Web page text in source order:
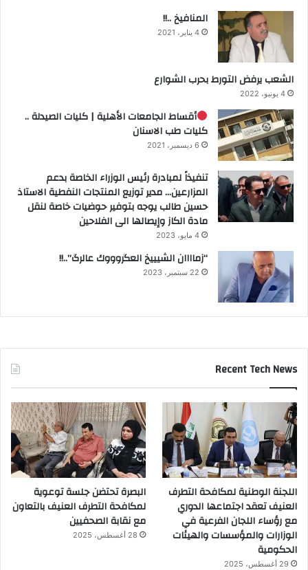
المنافيخ ..!!
4 يناير، 2021
الشعب يرفض التورط بحرب الشوارع
4 يونيو، 2022
أقساط الجامعات الأهلية | كليات الصيدلة ..
كليات طب الاسنان
6 ديسمبر، 2021
تنفيذاً لمبادرة رئيس الوزراء الخاصة بدعم
المزارعين… مدير توزيع المنتجات النفطية الاستاذ
حسين طالب يوجه بتوفير حوضيات خاصة لنقل
مادة الكاز وإيصالها الى الفلاحين
4 مايو، 2023
“زماااان الشيييخ العگروووك عالرگ”..!!
22 سبتمبر، 2023
Recent Tech News
اللجنة الوطنية لمكافحة التطرف
العنيف تعقد اجتماعها الدوري
مع رؤساء اللجان الفرعية في
الوزارات والمؤسسات والهيئات
الحكومية
29 أغسطس، 2025
البصرة تحتضن جلسة توعوية
لمكافحة التطرف العنيف بالتعاون
مع نقابة الصحفيين
28 أغسطس، 2025